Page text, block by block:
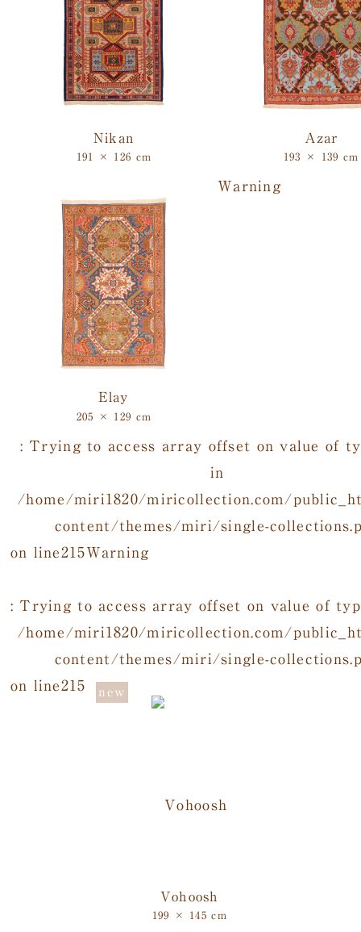
Nikan
191 × 126 cm
Azar
193 × 139 cm
Elay
205 × 129 cm
Warning
: Trying to access array offset on value of
in
/home/miri1820/miricollection.com/
content/themes/miri/single-
on line215Warning
: Trying to access array offset on value of
/home/miri1820/miricollection.com/
content/themes/miri/single-
on line215
Vohoosh
199 × 145 cm